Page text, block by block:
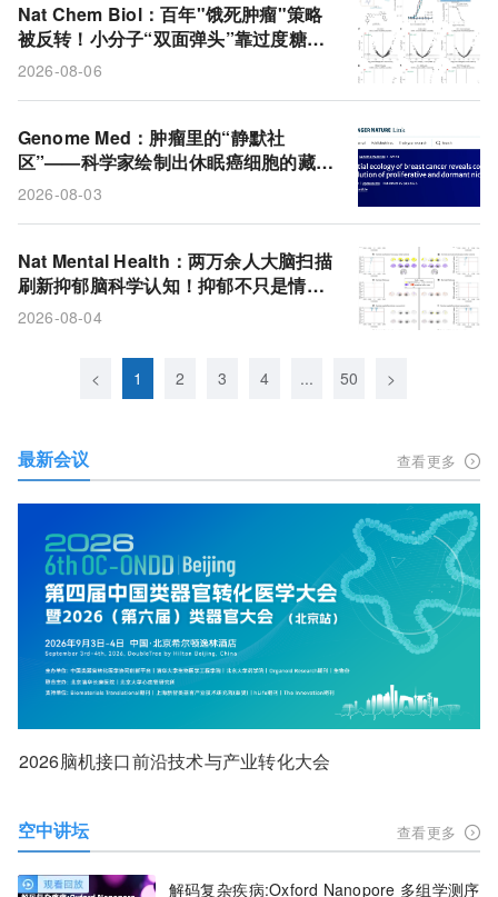
Nat Chem Biol：百年"饿死肿瘤"策略
被反转！小分子“双面弹头”靠过度糖酵
解撑死肿瘤细胞
2026-08-06
Genome Med：肿瘤里的“静默社
区”——科学家绘制出休眠癌细胞的藏身
地图
2026-08-03
Nat Mental Health：两万余人大脑扫描
刷新抑郁脑科学认知！抑郁不只是情绪
病，视觉、运动脑区同步受损
2026-08-04
< 1 2 3 4 ... 50 >
最新会议 查看更多
2026脑机接口前沿技术与产业转化大会
空中讲坛 查看更多
解码复杂疾病:Oxford Nanopore 多组学测序